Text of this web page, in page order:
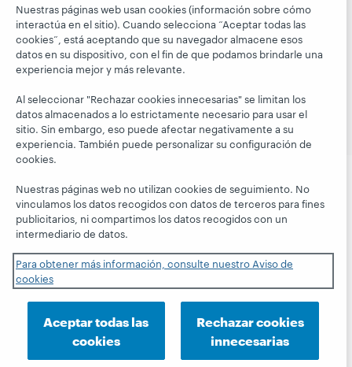
© 2026 OCLC Marcas comerciales y/o marcas de
servicios nacionales e internacionales de OCLC, Inc. y de
sus miembros.
Declaración de privacidad
Personalizar las configuraciones de cookies
Declaración de accesibilidad Certificado ISO 27001
Nuestras páginas web usan cookies (información sobre cómo
interactúa en el sitio). Cuando selecciona “Aceptar todas las
cookies”, está aceptando que su navegador almacene esos
datos en su dispositivo, con el fin de que podamos brindarle una
experiencia mejor y más relevante.
Al seleccionar "Rechazar cookies innecesarias" se limitan los
datos almacenados a lo estrictamente necesario para usar el
sitio. Sin embargo, eso puede afectar negativamente a su
experiencia. También puede personalizar su configuración de
cookies.
Nuestras páginas web no utilizan cookies de seguimiento. No
vinculamos los datos recogidos con datos de terceros para fines
publicitarios, ni compartimos los datos recogidos con un
intermediario de datos.
Para obtener más información, consulte nuestro Aviso de
cookies
Aceptar todas las
cookies
Rechazar cookies
innecesarias